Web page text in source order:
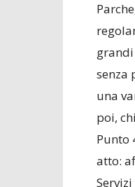
grandi
senza
una
poi,
Punto
atto: